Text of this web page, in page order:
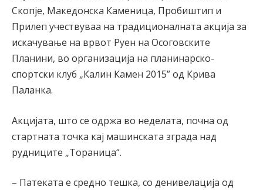
Скопје, Македонска Каменица, Пробиштип и
Прилеп учествуваа на традиционалната акција за
искачување на врвот Руен на Осоговските
Планини, во организација на планинарско-
спортски клуб „Калин Камен 2015” од Крива
Паланка.
Акцијата, што се одржа во неделата, почна од
стартната точка кај машинската зграда над
рудниците „Тораница“.
– Патеката е средно тешка, со денивелација од